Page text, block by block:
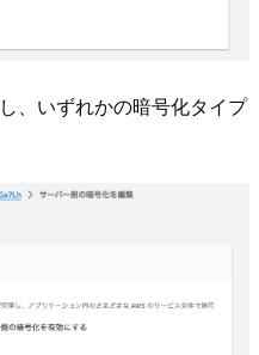
、いずれかの暗号化タイプ